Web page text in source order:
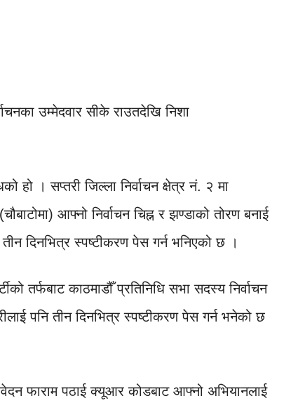
उम्मेदवार सीके राउतदेखि निशा
हो । सप्तरी जिल्ला निर्वाचन क्षेत्र नं. २ मा
आफ्नो निर्वाचन चिह्न र झण्डाको तोरण बनाई
दिनभित्र स्पष्टीकरण पेस गर्न भनिएको छ ।
तर्फबाट काठमाडौँ प्रतिनिधि सभा सदस्य निर्वाचन
पनि तीन दिनभित्र स्पष्टीकरण पेस गर्न भनेको छ
फाराम पठाई क्यूआर कोडबाट आफ्नो अभियानलाई